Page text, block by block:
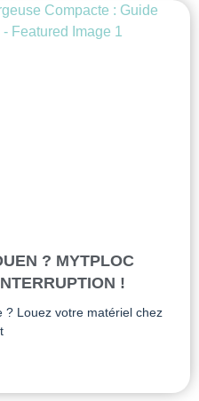
? MYTPLOC
!
? Louez votre matériel chez